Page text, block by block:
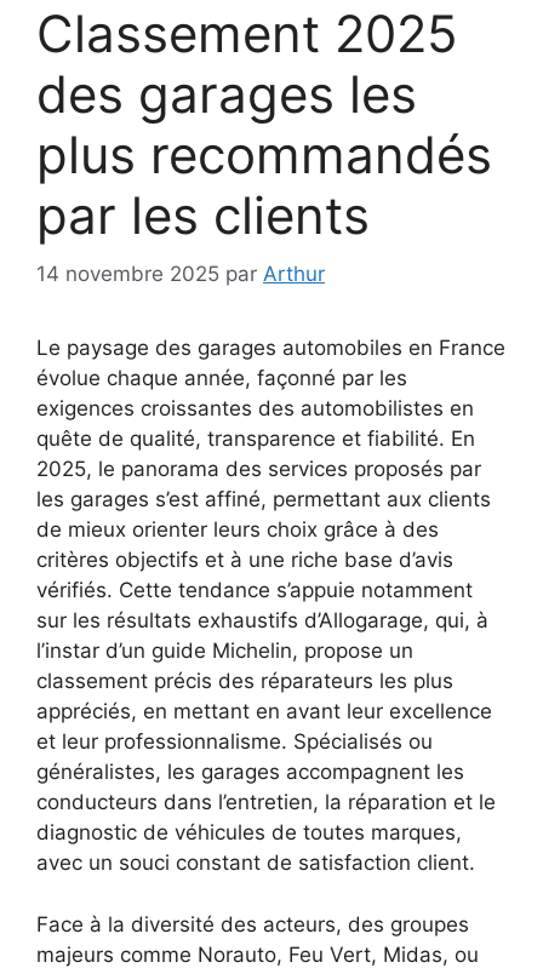
Classement 2025
des garages les
plus recommandés
par les clients
14 novembre 2025 par Arthur
Le paysage des garages automobiles en France
évolue chaque année, façonné par les
exigences croissantes des automobilistes en
quête de qualité, transparence et fiabilité. En
2025, le panorama des services proposés par
les garages s’est affiné, permettant aux clients
de mieux orienter leurs choix grâce à des
critères objectifs et à une riche base d’avis
vérifiés. Cette tendance s’appuie notamment
sur les résultats exhaustifs d’Allogarage, qui, à
l’instar d’un guide Michelin, propose un
classement précis des réparateurs les plus
appréciés, en mettant en avant leur excellence
et leur professionnalisme. Spécialisés ou
généralistes, les garages accompagnent les
conducteurs dans l’entretien, la réparation et le
diagnostic de véhicules de toutes marques,
avec un souci constant de satisfaction client.
Face à la diversité des acteurs, des groupes
majeurs comme Norauto, Feu Vert, Midas, ou